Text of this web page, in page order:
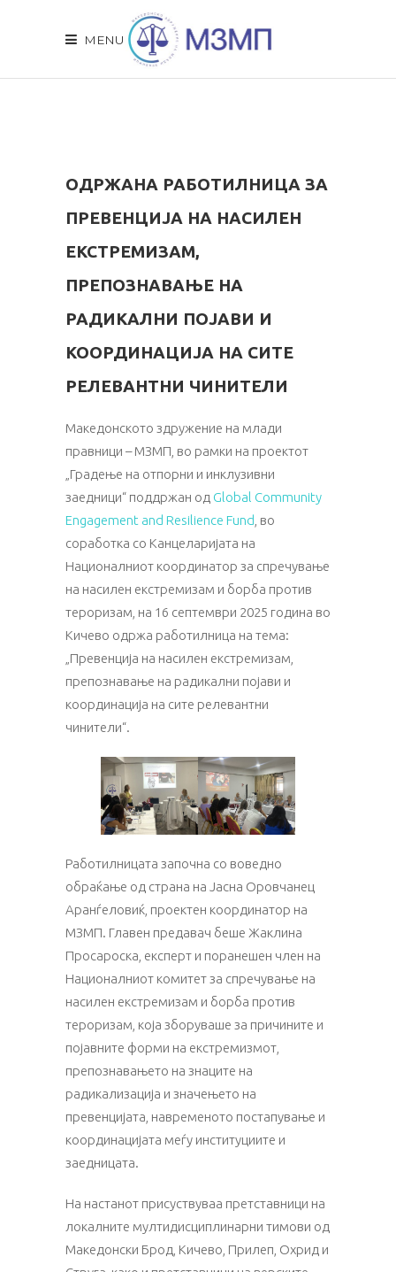
MENU
ОДРЖАНА РАБОТИЛНИЦА ЗА
ПРЕВЕНЦИЈА НА НАСИЛЕН
ЕКСТРЕМИЗАМ,
ПРЕПОЗНАВАЊЕ НА
РАДИКАЛНИ ПОЈАВИ И
КООРДИНАЦИЈА НА СИТЕ
РЕЛЕВАНТНИ ЧИНИТЕЛИ
Македонското здружение на млади
правници – МЗМП, во рамки на проектот
„Градење на отпорни и инклузивни
заедници“ поддржан од Global Community
Engagement and Resilience Fund , во
соработка со Канцеларијата на
Националниот координатор за спречување
на насилен екстремизам и борба против
тероризам, на 16 септември 2025 година во
Кичево одржа работилница на тема:
„Превенција на насилен екстремизам,
препознавање на радикални појави и
координација на сите релевантни
чинители“.
Работилницата започна со воведно
обраќање од страна на Јасна Оровчанец
Аранѓеловиќ, проектен координатор на
МЗМП. Главен предавач беше Жаклина
Просароска, експерт и поранешен член на
Националниот комитет за спречување на
насилен екстремизам и борба против
тероризам, која зборуваше за причините и
појавните форми на екстремизмот,
препознавањето на знаците на
радикализација и значењето на
превенцијата, навременото постапување и
координацијата меѓу институциите и
заедницата.
На настанот присуствуваа претставници на
локалните мултидисциплинарни тимови од
Македонски Брод, Кичево, Прилеп, Охрид и